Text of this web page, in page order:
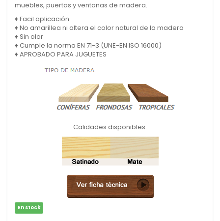
muebles, puertas y ventanas de madera.
♦ Facil aplicación
♦ No amarillea ni altera el color natural de la madera
♦ Sin olor
♦ Cumple la norma EN 71-3 (UNE-EN ISO 16000)
♦ APROBADO PARA JUGUETES
Calidades disponibles:
En stock